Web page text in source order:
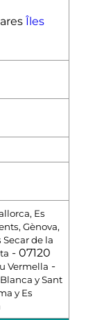
Îles
Es
Gènova,
de la
- 07120
Vermella -
y Sant
y Es